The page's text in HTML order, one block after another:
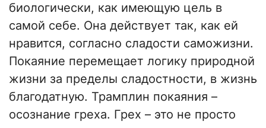
биологически, как имеющую цель в
самой себе. Она действует так, как ей
нравится, согласно сладости саможизни.
Покаяние перемещает логику природной
жизни за пределы сладостности, в жизнь
благодатную. Трамплин покаяния –
осознание греха. Грех – это не просто